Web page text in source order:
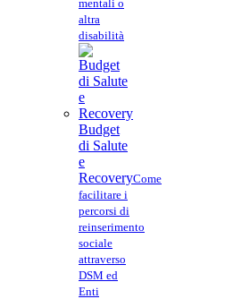
mentali o
altra
disabilità
Budget
di Salute
e
RecoveryCome
facilitare i
percorsi di
reinserimento
sociale
attraverso
DSM ed
Enti